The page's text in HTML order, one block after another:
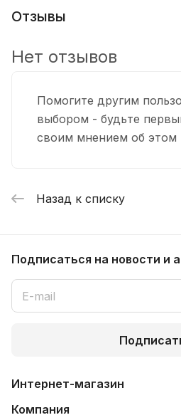
Отзывы
Помогите другим
выбором - будьте
своим мнением об этом
Нет отзывов
Назад к списку
Подписаться на новости и
Интернет-магазин
Компания